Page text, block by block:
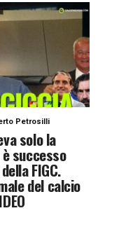
Petrosilli
solo la
successo
FIGC.
del calcio